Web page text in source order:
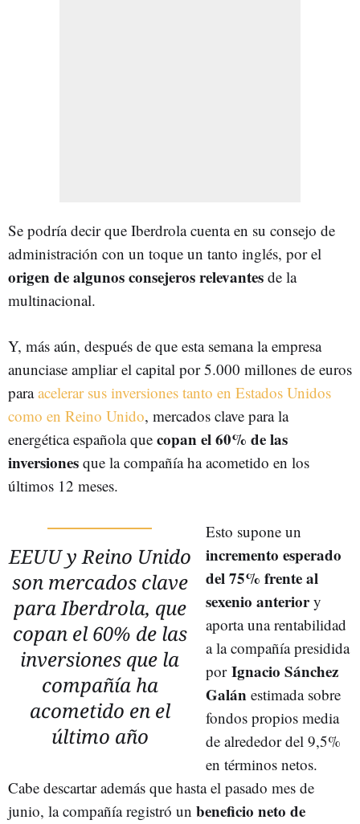
Se podría decir que Iberdrola cuenta en su consejo de
administración con un toque un tanto inglés, por el
origen de algunos consejeros relevantes de la
multinacional.
Y, más aún, después de que esta semana la empresa
anunciase ampliar el capital por 5.000 millones de euros
paraacelerar sus inversiones tanto en Estados Unidos
como en Reino Unido, mercados clave para la
energética española que copan el 60% de las
inversiones que la compañía ha acometido en los
últimos 12 meses.
EEUU y Reino Unido
son mercados clave
para Iberdrola, que
copan el 60% de las
inversiones que la
compañía ha
acometido en el
último año
Esto supone un
incremento esperado
del 75% frente al
sexenio anteriory
aporta una rentabilidad
a la compañía presidida
por Ignacio Sánchez
Galán estimada sobre
fondos propios media
de alrededor del 9,5%
en términos netos.
Cabe descartar además que hasta el pasado mes de
junio, la compañía registró un beneficio neto de